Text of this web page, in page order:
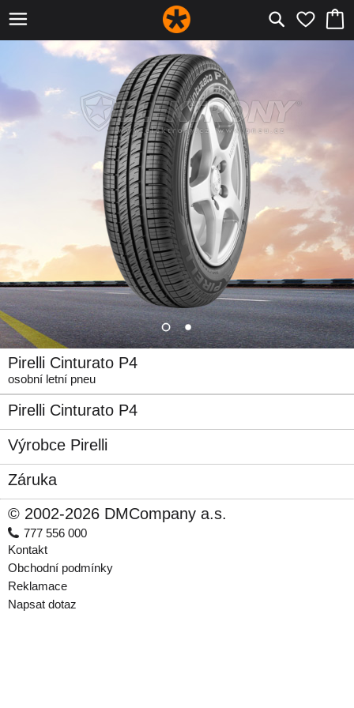
Pirelli Cinturato P4
osobní letní pneu
Pirelli Cinturato P4
Výrobce Pirelli
Záruka
© 2002-2026 DMCompany a.s.
777 556 000
Kontakt
Obchodní podmínky
Reklamace
Napsat dotaz